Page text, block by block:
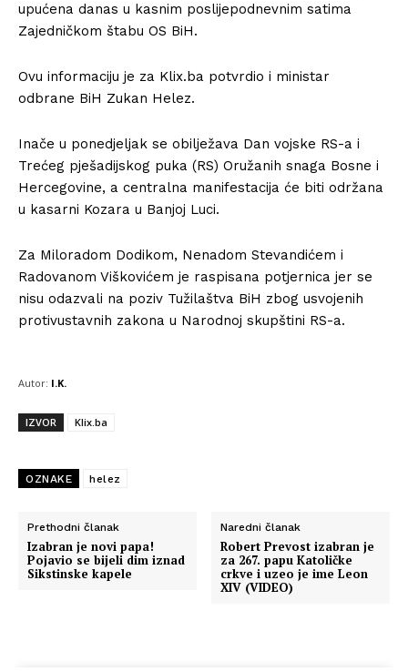
upućena danas u kasnim poslijepodnevnim satima
Zajedničkom štabu OS BiH.
Ovu informaciju je za Klix.ba potvrdio i ministar
odbrane BiH Zukan Helez.
Inače u ponedjeljak se obilježava Dan vojske RS-a i
Trećeg pješadijskog puka (RS) Oružanih snaga Bosne i
Hercegovine, a centralna manifestacija će biti održana
u kasarni Kozara u Banjoj Luci.
Za Miloradom Dodikom, Nenadom Stevandićem i
Radovanom Viškovićem je raspisana potjernica jer se
nisu odazvali na poziv Tužilaštva BiH zbog usvojenih
protivustavnih zakona u Narodnoj skupštini RS-a.
Autor: I.K.
IZVOR Klix.ba
OZNAKE helez
Prethodni članak
Izabran je novi papa!
Pojavio se bijeli dim iznad
Sikstinske kapele
Naredni članak
Robert Prevost izabran je
za 267. papu Katoličke
crkve i uzeo je ime Leon
XIV (VIDEO)